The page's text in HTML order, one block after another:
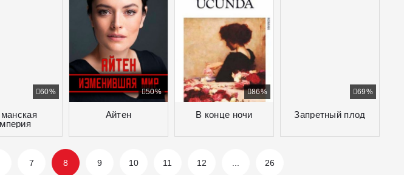
60%
Айтен
50%
В конце ночи
86%
Запретный плод
69%
7 8 9 10 11 12 26